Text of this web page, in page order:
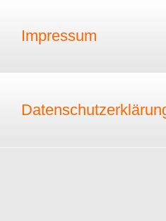
Impressum